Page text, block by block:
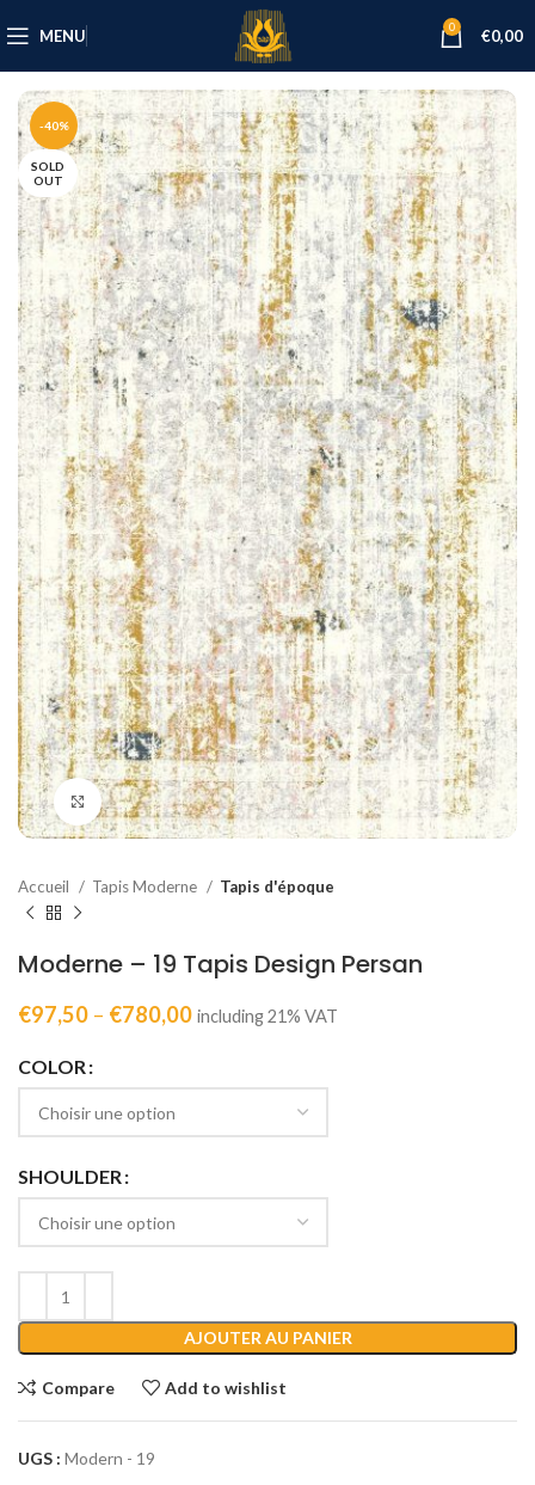
MENU 0 €0,00
-40%
SOLD
OUT
Click to enlarge
Accueil Tapis Moderne Tapis d'époque
Moderne – 19 Tapis Design Persan
€97,50 – €780,00 including 21% VAT
COLOR
SHOULDER
AJOUTER AU PANIER
Compare Add to wishlist
UGS : Modern - 19